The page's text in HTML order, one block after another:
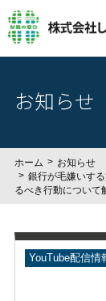
お知らせ
ホーム
お知らせ
銀行が毛嫌いす
るべき行動について
YouTube配信情